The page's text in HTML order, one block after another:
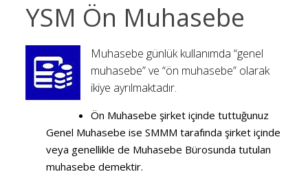
YSM Ön Muhasebe
Muhasebe günlük kullanımda “genel
muhasebe” ve “ön muhasebe” olarak
ikiye ayrılmaktadır.
Ön Muhasebe şirket içinde tuttuğunuz
Genel Muhasebe ise SMMM tarafında şirket içinde
veya genellikle de Muhasebe Bürosunda tutulan
muhasebe demektir.